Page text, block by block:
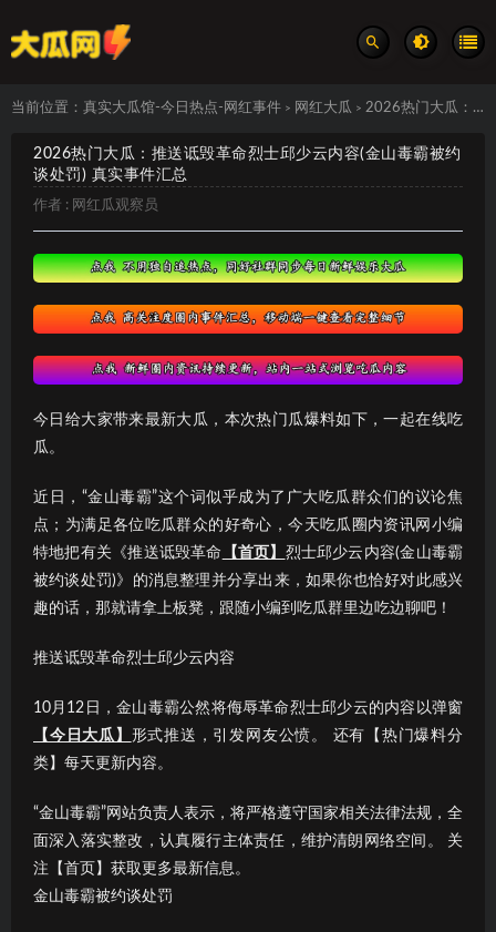
当前位置： 真实大瓜馆-今日热点-网红事件 > 网红大瓜 > 2026热门大瓜：推送诋毁革命烈士邱少云内容(金山毒霸被约谈处罚) 真实事件汇总
2026热门大瓜：推送诋毁革命烈士邱少云内容(金山毒霸被约
谈处罚) 真实事件汇总
作者 : 网红瓜观察员
今日给大家带来最新大瓜，本次热门瓜爆料如下，一起在线吃
瓜。
近日，“金山毒霸”这个词似乎成为了广大吃瓜群众们的议论焦
点；为满足各位吃瓜群众的好奇心，今天吃瓜圈内资讯网小编
特地把有关《推送诋毁革命
【首页】 烈士邱少云内容(金山毒霸
被约谈处罚)》的消息整理并分享出来，如果你也恰好对此感兴
趣的话，那就请拿上板凳，跟随小编到吃瓜群里边吃边聊吧！
推送诋毁革命烈士邱少云内容
10月12日，金山毒霸公然将侮辱革命烈士邱少云的内容以弹窗
【今日大瓜】 形式推送，引发网友公愤。 还有【热门爆料分
类】每天更新内容。
“金山毒霸”网站负责人表示，将严格遵守国家相关法律法规，全
面深入落实整改，认真履行主体责任，维护清朗网络空间。 关
注【首页】获取更多最新信息。
金山毒霸被约谈处罚